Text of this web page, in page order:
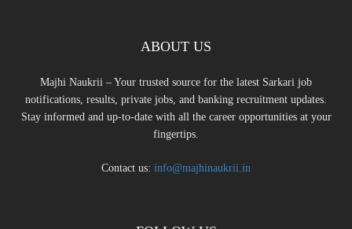
ABOUT US
Majhi Naukrii – Your trusted source for the latest Sarkari job
notifications, results, private jobs, and banking recruitment updates.
Stay informed and up-to-date with all the career opportunities at your
fingertips.
Contact us: info@majhinaukrii.in